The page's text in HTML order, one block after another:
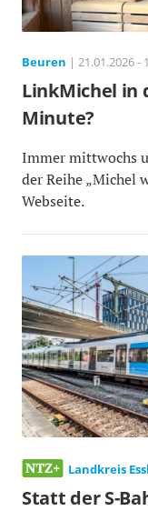
Beuren | 21.01.2026 -
LinkMichel in
Minute?
Immer mittwochs
der Reihe „Michel
Webseite.
Landkreis
Statt der S-